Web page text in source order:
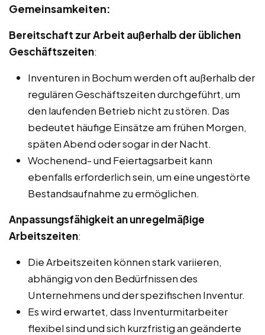
Gemeinsamkeiten:
Bereitschaft zur Arbeit außerhalb der üblichen
Geschäftszeiten:
Inventuren in Bochum werden oft außerhalb der
regulären Geschäftszeiten durchgeführt, um
den laufenden Betrieb nicht zu stören. Das
bedeutet häufige Einsätze am frühen Morgen,
späten Abend oder sogar in der Nacht.
Wochenend- und Feiertagsarbeit kann
ebenfalls erforderlich sein, um eine ungestörte
Bestandsaufnahme zu ermöglichen.
Anpassungsfähigkeit an unregelmäßige
Arbeitszeiten:
Die Arbeitszeiten können stark variieren,
abhängig von den Bedürfnissen des
Unternehmens und der spezifischen Inventur.
Es wird erwartet, dass Inventurmitarbeiter
flexibel sind und sich kurzfristig an geänderte